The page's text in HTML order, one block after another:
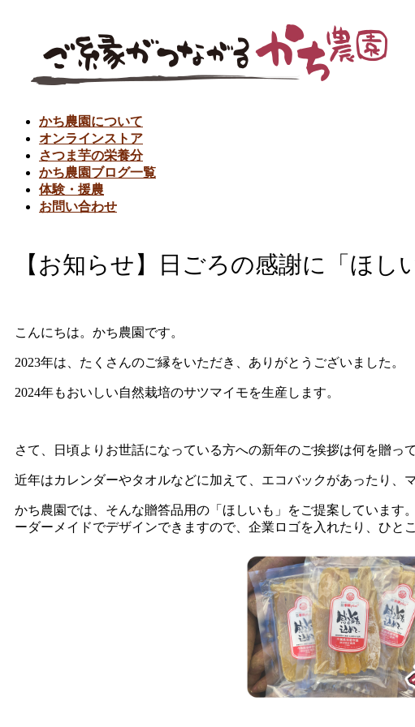
かち農園について
オンラインストア
さつま芋の栄養分
かち農園ブログ一覧
体験・援農
お問い合わせ
【お知らせ】日ごろの感謝に「ほし
こんにちは。かち農園です。
2023年は、たくさんのご縁をいただき、ありがとうございました。
2024年もおいしい自然栽培のサツマイモを生産します。
さて、日頃よりお世話になっている方への新年のご挨拶は何を贈っ
近年はカレンダーやタオルなどに加えて、エコバックがあったり、
かち農園では、そんな贈答品用の「ほしいも」をご提案していま
ーダーメイドでデザインできますので、企業ロゴを入れたり、ひと